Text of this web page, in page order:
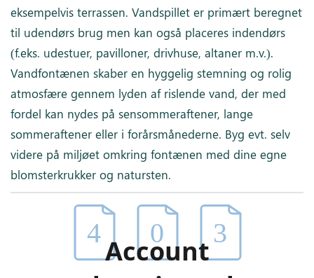
eksempelvis terrassen. Vandspillet er primært beregnet
til udendørs brug men kan også placeres indendørs
(f.eks. udestuer, pavilloner, drivhuse, altaner m.v.).
Vandfontænen skaber en hyggelig stemning og rolig
atmosfære gennem lyden af rislende vand, der med
fordel kan nydes på sensommeraftener, lange
sommeraftener eller i forårsmånederne. Byg evt. selv
videre på miljøet omkring fontænen med dine egne
blomsterkrukker og natursten.